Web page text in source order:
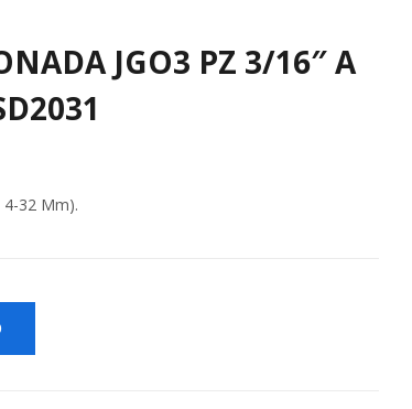
JGO3 PZ 3/16″ A
4-32 Mm).